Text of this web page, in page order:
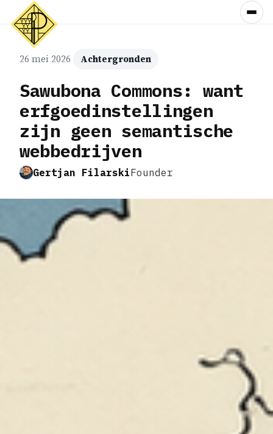
26 mei 2026 Achtergronden
Sawubona Commons: want
erfgoedinstellingen
zijn geen semantische
webbedrijven
Gertjan FilarskiFounder